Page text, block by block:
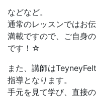
などなど。
通常のレッスンではお
満載ですので、ご自身
です！☆
また、講師は
指導となります。
手元を見て学び、直接